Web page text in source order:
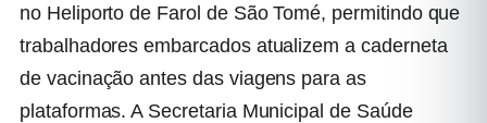
no Heliporto de Farol de São Tomé, permitindo que
trabalhadores embarcados atualizem a caderneta
de vacinação antes das viagens para as
plataformas. A Secretaria Municipal de Saúde